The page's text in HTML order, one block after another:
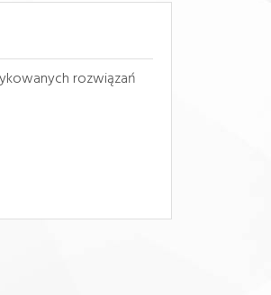
rozwiązań